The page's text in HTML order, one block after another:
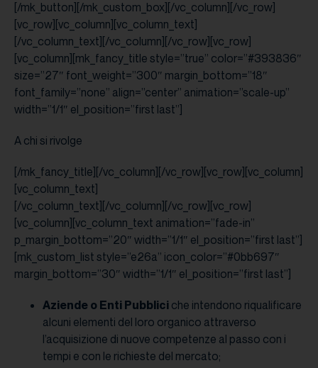
[/mk_button][/mk_custom_box][/vc_column][/vc_row]
[vc_row][vc_column][vc_column_text]
[/vc_column_text][/vc_column][/vc_row][vc_row]
[vc_column][mk_fancy_title style=”true” color=”#393836″
size=”27″ font_weight=”300″ margin_bottom=”18″
font_family=”none” align=”center” animation=”scale-up”
width=”1/1″ el_position=”first last”]
A chi si rivolge
[/mk_fancy_title][/vc_column][/vc_row][vc_row][vc_column]
[vc_column_text]
[/vc_column_text][/vc_column][/vc_row][vc_row]
[vc_column][vc_column_text animation=”fade-in”
p_margin_bottom=”20″ width=”1/1″ el_position=”first last”]
[mk_custom_list style=”e26a” icon_color=”#0bb697″
margin_bottom=”30″ width=”1/1″ el_position=”first last”]
Aziende o Enti Pubblici che intendono riqualificare
alcuni elementi del loro organico attraverso
l’acquisizione di nuove competenze al passo con i
tempi e con le richieste del mercato;